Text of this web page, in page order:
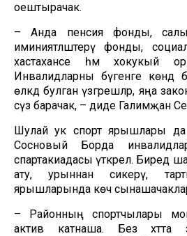
оештырачак.
– Анда пенсия фонды,
иминиятләштерү фонды,
хастаханәсе һәм хокукый
Инвалидларны бүгенге көндә
өлкәдә булган үзгәрешләр, яңа
сүз барачак, – диде Галимҗан
Шулай ук спорт ярышлары да
Сосновый Борда
спартакиадасы үткәрелә. Биредә
ату, урыннан сикерү,
ярышларында көч
– Районның спортчылары
актив катнаша. Без хәтта